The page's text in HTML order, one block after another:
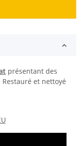
présentant des
et nettoyé